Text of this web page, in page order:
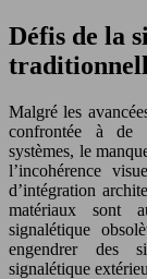
Défis de la
Malgré les
confrontée à de
systèmes, le
l’incohérence
d’intégration
matériaux sont
signalétique
engendrer des
signalétique